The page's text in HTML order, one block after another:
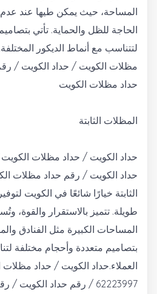
المساحة، حيث يمكن طيها عند عدم
الحاجة للظل والحماية. تأتي
لتتناسب مع أنماط الديكور
مظلات الكويت / حداد الكويت /
حداد مظلات الكويت
المظلات الثابتة
حداد الكويت / حداد مظلات
حداد الكويت / رقم حداد مظلات
الثابتة خيارًا شائعًا في الكويت
طويلة. تتميز بالاستقرار
المساحات الكبيرة مثل الفنادق
بتصاميم متعددة وأحجام مختلفة
العملاء.حداد الكويت / حداد
62223997 / رقم حداد الكويت / رقم حداد مظلات الكويت